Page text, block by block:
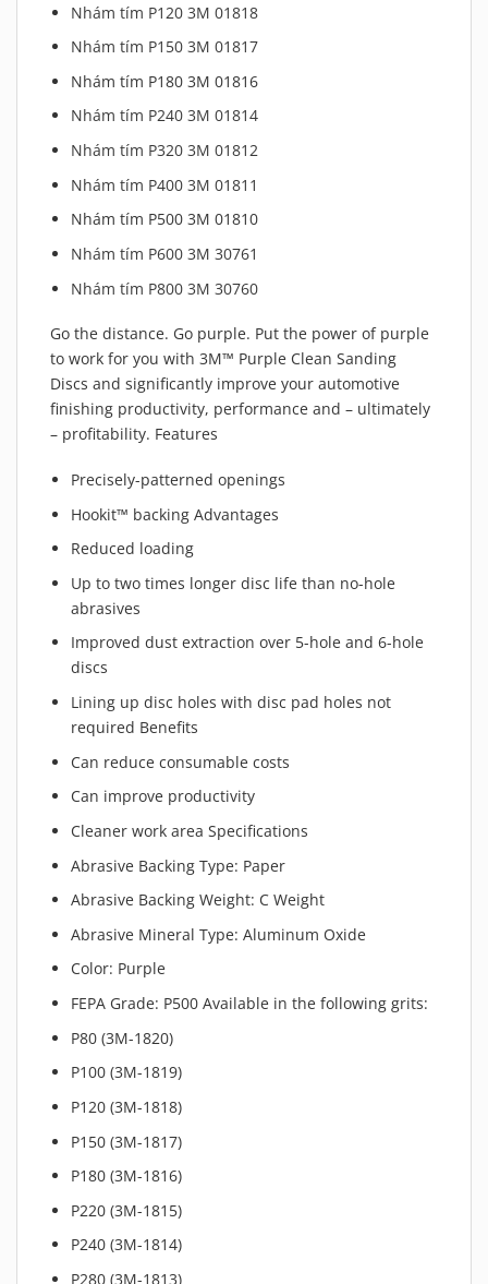
Nhám tím P120 3M 01818
Nhám tím P150 3M 01817
Nhám tím P180 3M 01816
Nhám tím P240 3M 01814
Nhám tím P320 3M 01812
Nhám tím P400 3M 01811
Nhám tím P500 3M 01810
Nhám tím P600 3M 30761
Nhám tím P800 3M 30760
Go the distance. Go purple. Put the power of purple
to work for you with 3M™ Purple Clean Sanding
Discs and significantly improve your automotive
finishing productivity, performance and – ultimately
– profitability. Features
Precisely-patterned openings
Hookit™ backing Advantages
Reduced loading
Up to two times longer disc life than no-hole
abrasives
Improved dust extraction over 5-hole and 6-hole
discs
Lining up disc holes with disc pad holes not
required Benefits
Can reduce consumable costs
Can improve productivity
Cleaner work area Specifications
Abrasive Backing Type: Paper
Abrasive Backing Weight: C Weight
Abrasive Mineral Type: Aluminum Oxide
Color: Purple
FEPA Grade: P500 Available in the following grits:
P80 (3M-1820)
P100 (3M-1819)
P120 (3M-1818)
P150 (3M-1817)
P180 (3M-1816)
P220 (3M-1815)
P240 (3M-1814)
P280 (3M-1813)